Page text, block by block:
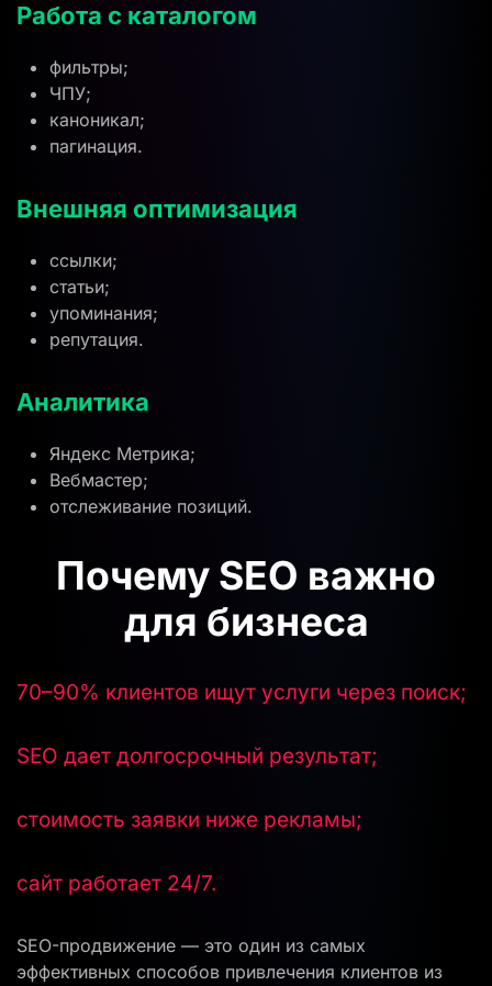
Работа с каталогом
фильтры;
ЧПУ;
каноникал;
пагинация.
Внешняя оптимизация
ссылки;
статьи;
упоминания;
репутация.
Аналитика
Яндекс Метрика;
Вебмастер;
отслеживание позиций.
Почему SEO важно
для бизнеса
70–90% клиентов ищут услуги через поиск;
SEO дает долгосрочный результат;
стоимость заявки ниже рекламы;
сайт работает 24/7.
SEO-продвижение — это один из самых
эффективных способов привлечения клиентов из